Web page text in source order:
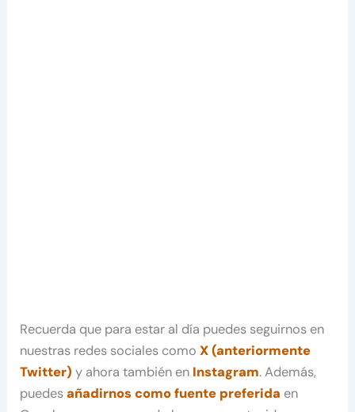
Recuerda que para estar al día puedes seguirnos en
nuestras redes sociales comoX (anteriormente
Twitter) y ahora también en Instagram. Además,
puedesañadirnos como fuente preferida en